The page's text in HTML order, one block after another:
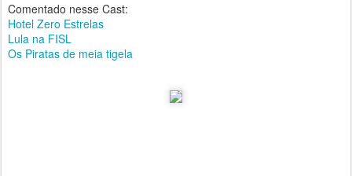
Comentado nesse Cast:
Hotel Zero Estrelas
Lula na FISL
Os Piratas de meia tigela